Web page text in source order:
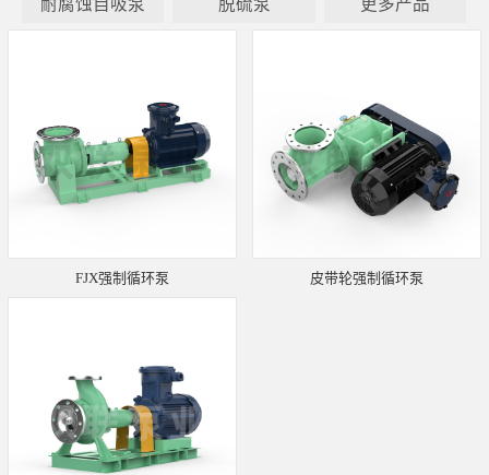
耐腐蚀自吸泵 脱硫泵 更多产品
FJX强制循环泵 皮带轮强制循环泵